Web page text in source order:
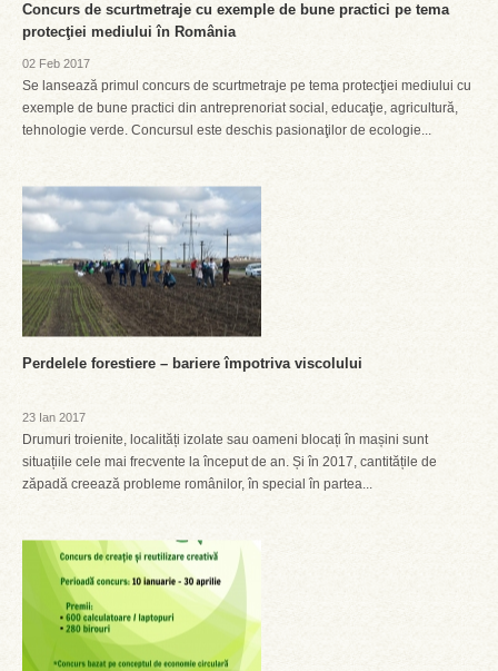
Concurs de scurtmetraje cu exemple de bune practici pe tema
protecţiei mediului în România
02 Feb 2017
Se lansează primul concurs de scurtmetraje pe tema protecţiei mediului cu
exemple de bune practici din antreprenoriat social, educaţie, agricultură,
tehnologie verde. Concursul este deschis pasionaţilor de ecologie...
Perdelele forestiere – bariere împotriva viscolului
23 Ian 2017
Drumuri troienite, localități izolate sau oameni blocați în mașini sunt
situațiile cele mai frecvente la început de an. Și în 2017, cantitățile de
zăpadă creează probleme românilor, în special în partea...